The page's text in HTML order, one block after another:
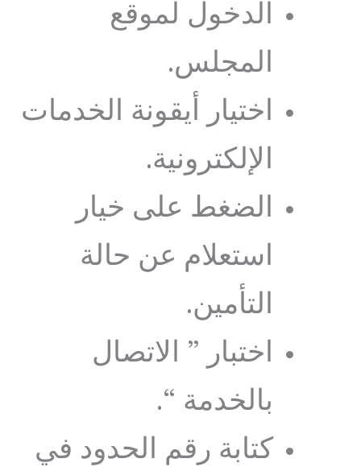
الدخول لموقع
المجلس.
اختيار أيقونة الخدمات
الإلكترونية.
الضغط على خيار
استعلام عن حالة
التأمين.
اختبار ” الاتصال
بالخدمة “.
كتابة رقم الحدود في